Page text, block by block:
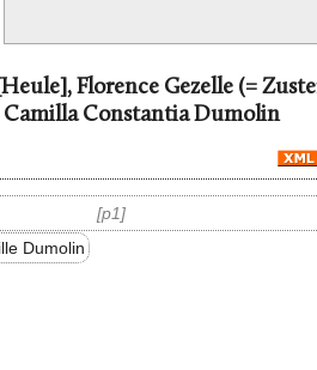
Florence Gezelle (=
Camilla Constantia Dumolin
p1
Dumolin